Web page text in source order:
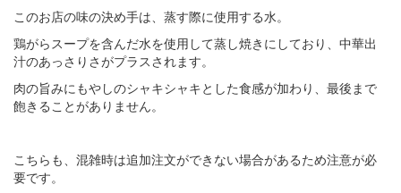
このお店の味の決め手は、蒸す際に使用する水。
鶏がらスープを含んだ水を使用して蒸し焼きにしており、中華出
汁のあっさりさがプラスされます。
肉の旨みにもやしのシャキシャキとした食感が加わり、最後まで
飽きることがありません。
こちらも、混雑時は追加注文ができない場合があるため注意が必
要です。